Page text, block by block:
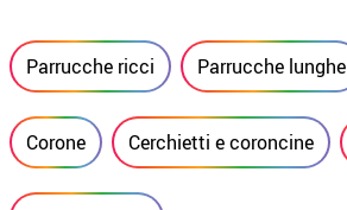
Parrucche ricci Parrucche lunghe
Corone Cerchietti e coroncine